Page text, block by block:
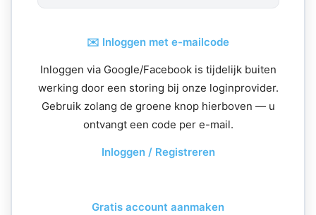
✉️ Inloggen met e-mailcode
Inloggen via Google/Facebook is tijdelijk buiten
werking door een storing bij onze loginprovider.
Gebruik zolang de groene knop hierboven — u
ontvangt een code per e-mail.
Inloggen / Registreren
Gratis account aanmaken